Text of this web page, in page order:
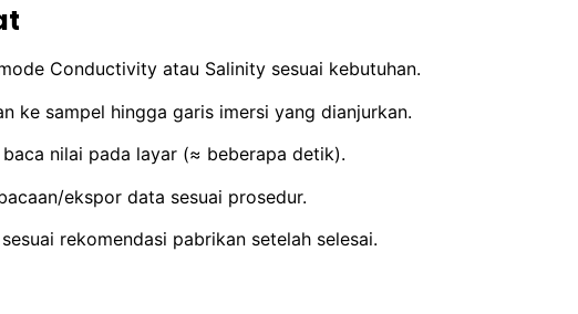
Conductivity atau Salinity sesuai kebutuhan.
ke sampel hingga garis imersi yang dianjurkan.
nilai pada layar (≈ beberapa detik).
ekspor data sesuai prosedur.
rekomendasi pabrikan setelah selesai.